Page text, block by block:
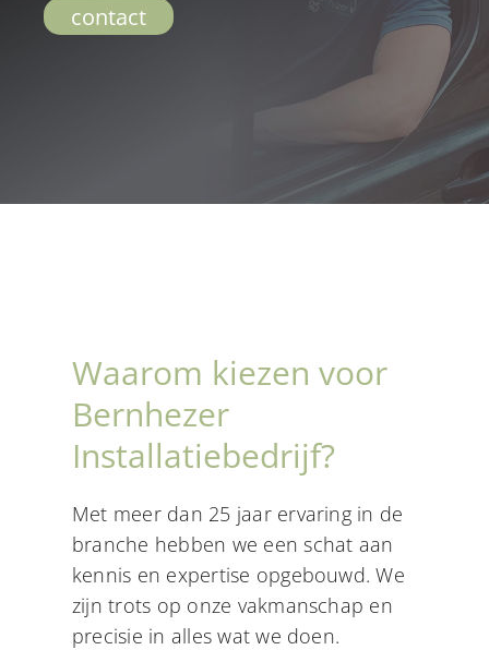
Dakwerkzaamheden
contact
Waarom kiezen voor
Bernhezer
Installatiebedrijf?
Met meer dan 25 jaar ervaring in de
branche hebben we een schat aan
kennis en expertise opgebouwd. We
zijn trots op onze vakmanschap en
precisie in alles wat we doen.